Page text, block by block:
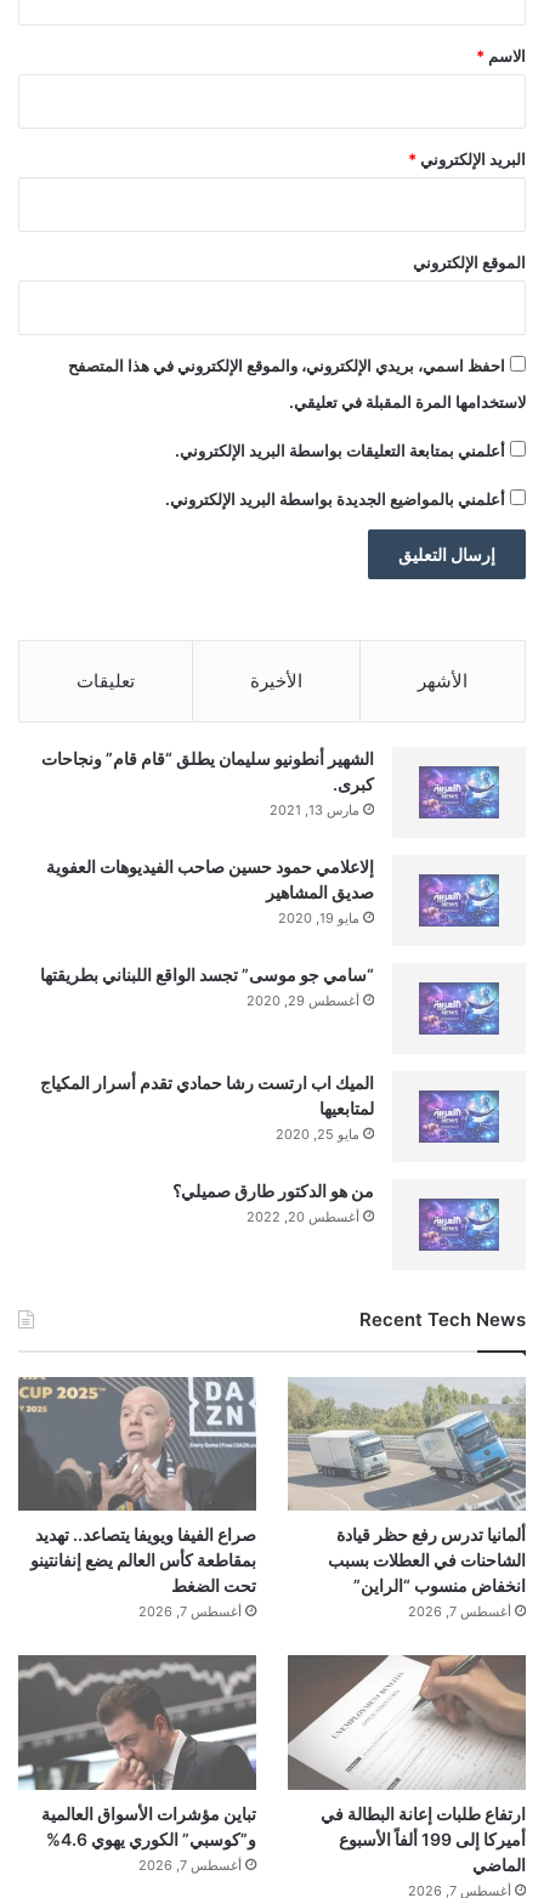
*
الاسم *
البريد الإلكتروني*
الموقع الإلكتروني
احفظ اسمي، بريدي الإلكتروني، والموقع الإلكتروني في هذا المتصفح
لاستخدامها المرة المقبلة في تعليقي.
أعلمني بمتابعة التعليقات بواسطة البريد الإلكتروني.
أعلمني بالمواضيع الجديدة بواسطة البريد الإلكتروني.
الأشهر الأخيرة تعليقات
الشهير أنطونيو سليمان يطلق “قام قام” ونجاحات
كبرى.
مارس 13, 2021
إلاعلامي حمود حسين صاحب الفيديوهات العفوية
صديق المشاهير
مايو 19, 2020
“سامي جو موسى” تجسد الواقع اللبناني بطريقتها
أغسطس 29, 2020
الميك اب ارتست رشا حمادي تقدم أسرار المكياج
لمتابعيها
مايو 25, 2020
من هو الدكتور طارق صميلي؟
أغسطس 20, 2022
Recent Tech News
ألمانيا تدرس رفع حظر قيادة
الشاحنات في العطلات بسبب
انخفاض منسوب “الراين”
أغسطس 7, 2026
صراع الفيفا ويويفا يتصاعد.. تهديد
بمقاطعة كأس العالم يضع إنفانتينو
تحت الضغط
أغسطس 7, 2026
ارتفاع طلبات إعانة البطالة في
أميركا إلى 199 ألفاً الأسبوع
الماضي
أغسطس 7, 2026
تباين مؤشرات الأسواق العالمية
و”كوسبي” الكوري يهوي 4.6%
أغسطس 7, 2026